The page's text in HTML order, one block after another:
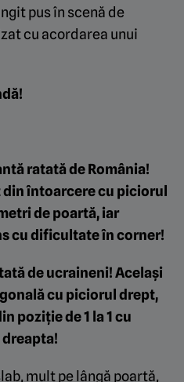
pus în scenă de
cu acordarea unui
ratată de România!
întoarcere cu piciorul
de poartă, iar
cu dificultate în corner!
de ucraineni! Același
cu piciorul drept,
poziție de 1 la 1 cu
mult pe lângă poartă,